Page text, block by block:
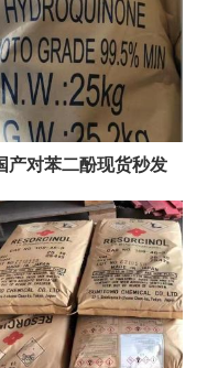
产对苯二酚现货秒发